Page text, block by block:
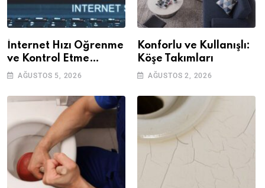
İnternet Hızı Öğrenme
ve Kontrol Etme
Yöntemleri
AĞUSTOS 5, 2026
Konforlu ve Kullanışlı:
Köşe Takımları
AĞUSTOS 2, 2026